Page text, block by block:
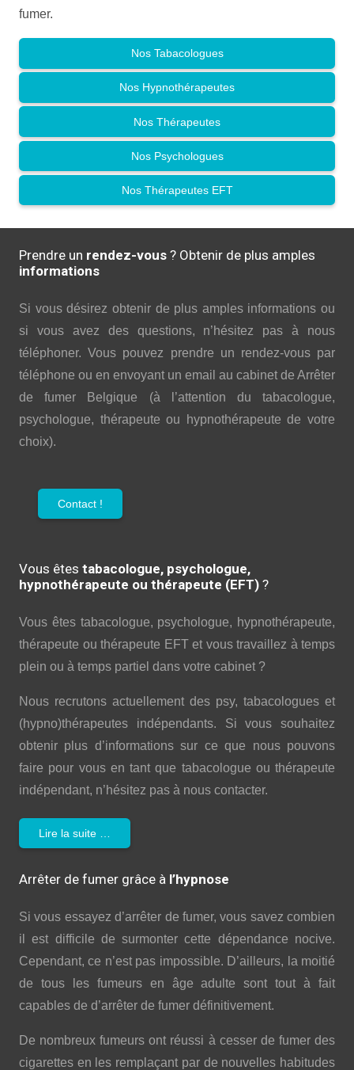
fumer.
Nos Tabacologues
Nos Hypnothérapeutes
Nos Thérapeutes
Nos Psychologues
Nos Thérapeutes EFT
Prendre un rendez-vous ? Obtenir de plus amples
informations
Si vous désirez obtenir de plus amples informations ou
si vous avez des questions, n’hésitez pas à nous
téléphoner. Vous pouvez prendre un rendez-vous par
téléphone ou en envoyant un email au cabinet de Arrêter
de fumer Belgique (à l’attention du tabacologue,
psychologue, thérapeute ou hypnothérapeute de votre
choix).
Contact !
Vous êtes tabacologue, psychologue,
hypnothérapeute ou thérapeute (EFT) ?
Vous êtes tabacologue, psychologue, hypnothérapeute,
thérapeute ou thérapeute EFT et vous travaillez à temps
plein ou à temps partiel dans votre cabinet ?
Nous recrutons actuellement des psy, tabacologues et
(hypno)thérapeutes indépendants. Si vous souhaitez
obtenir plus d’informations sur ce que nous pouvons
faire pour vous en tant que tabacologue ou thérapeute
indépendant, n’hésitez pas à nous contacter.
Lire la suite …
Arrêter de fumer grâce à l’hypnose
Si vous essayez d’arrêter de fumer, vous savez combien
il est difficile de surmonter cette dépendance nocive.
Cependant, ce n’est pas impossible. D’ailleurs, la moitié
de tous les fumeurs en âge adulte sont tout à fait
capables de d’arrêter de fumer définitivement.
De nombreux fumeurs ont réussi à cesser de fumer des
cigarettes en les remplaçant par de nouvelles habitudes